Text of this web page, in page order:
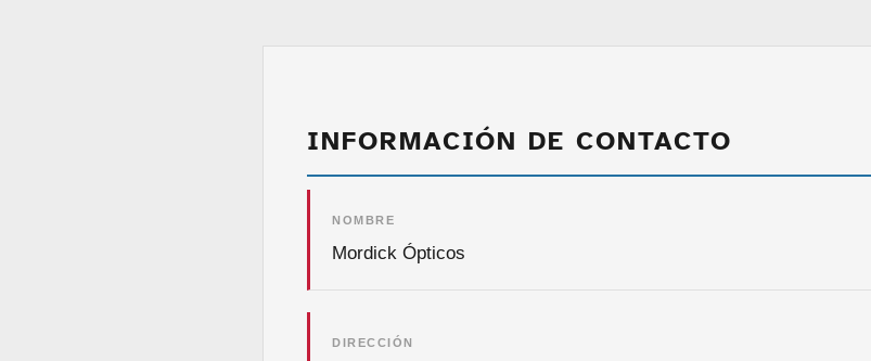
INFORMACIÓN DE CONTACTO
NOMBRE
Mordick Ópticos
DIRECCIÓN